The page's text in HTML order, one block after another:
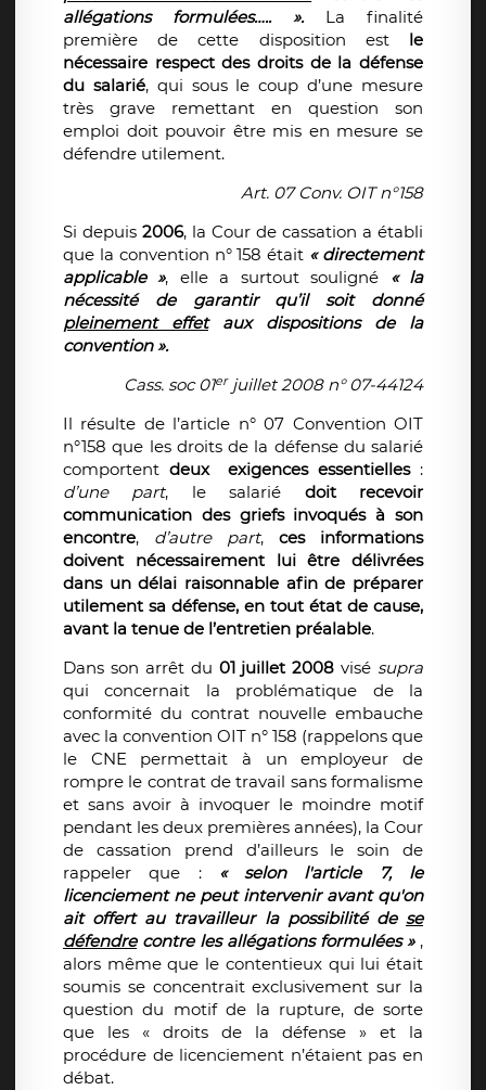
allégations formulées….. ».La finalité
première de cette disposition est le
nécessaire respect des droits de la défense
du salarié, qui sous le coup d’une mesure
très grave remettant en question son
emploi doit pouvoir être mis en mesure se
défendre utilement.
Art. 07 Conv. OIT n°158
Si depuis 2006, la Cour de cassation a établi
que la convention n° 158 était « directement
applicable », elle a surtout souligné « la
nécessité de garantir qu’il soit donné
pleinement effetaux dispositions de la
convention ».
Cass. soc 01erjuillet 2008 n° 07-44124
Il résulte de l’article n° 07 Convention OIT
n°158 que les droits de la défense du salarié
comportent deux exigences essentielles :
d’une part, le salarié doit recevoir
communication des griefs invoqués à son
encontre, d’autre part, ces informations
doivent nécessairement lui être délivrées
dans un délai raisonnable afin de préparer
utilement sa défense, en tout état de cause,
avant la tenue de l’entretien préalable.
Dans son arrêt du 01 juillet 2008 visé supra
qui concernait la problématique de la
conformité du contrat nouvelle embauche
avec la convention OIT n° 158 (rappelons que
le CNE permettait à un employeur de
rompre le contrat de travail sans formalisme
et sans avoir à invoquer le moindre motif
pendant les deux premières années), la Cour
de cassation prend d’ailleurs le soin de
rappeler que : « selon l'article 7, le
licenciement ne peut intervenir avant qu'on
ait offert au travailleur la possibilité de se
défendrecontre les allégations formulées »,
alors même que le contentieux qui lui était
soumis se concentrait exclusivement sur la
question du motif de la rupture, de sorte
que les « droits de la défense » et la
procédure de licenciement n’étaient pas en
débat.